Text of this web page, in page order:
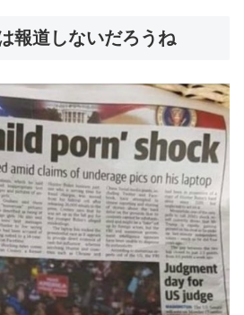
報道しないだろうね